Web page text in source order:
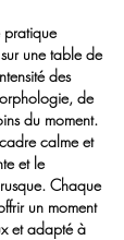
pratique
une table de
des
de
du moment.
calme et
et le
Chaque
un moment
et adapté à